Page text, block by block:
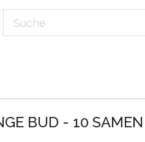
BUD - 10 SAMEN